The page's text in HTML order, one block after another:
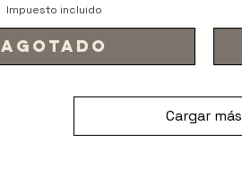
Impuesto incluido
Agotado
Cargar más